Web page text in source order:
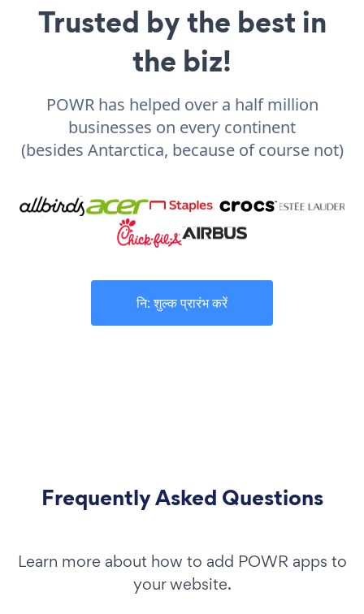
Trusted by the best in
the biz!
POWR has helped over a half million
businesses on every continent
(besides Antarctica, because of course not)
नि: शुल्क प्रारंभ करें
Frequently Asked Questions
Learn more about how to add POWR apps to
your website.